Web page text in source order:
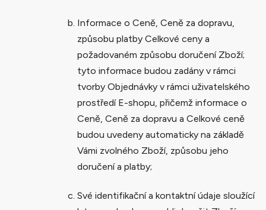
Informace o Ceně, Ceně za dopravu,
způsobu platby Celkové ceny a
požadovaném způsobu doručení Zboží;
tyto informace budou zadány v rámci
tvorby Objednávky v rámci uživatelského
prostředí E-shopu, přičemž informace o
Ceně, Ceně za dopravu a Celkové ceně
budou uvedeny automaticky na základě
Vámi zvolného Zboží, způsobu jeho
doručení a platby;
Své identifikační a kontaktní údaje sloužící